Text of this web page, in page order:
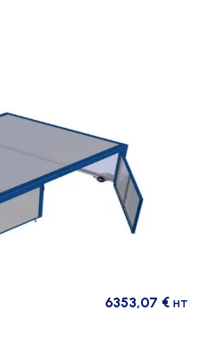
6353,07 € HT